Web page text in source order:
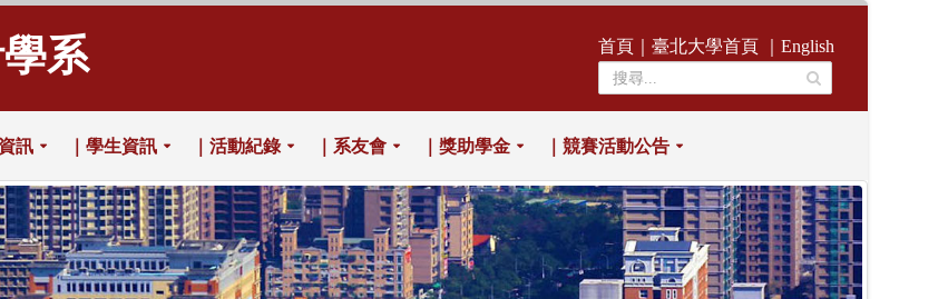
系 首頁 臺北大學首頁 English
訊 ｜學生資訊 ｜活動紀錄 ｜系友會 ｜獎助學金 ｜競賽活動公告